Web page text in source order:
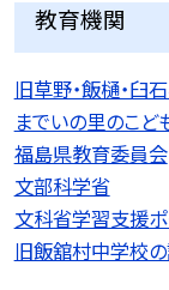
教育機関
旧草野・飯樋・臼
までいの里のこど
福島県教育委員会
文部科学省
文科省学習支援ポ
旧飯舘村中学校